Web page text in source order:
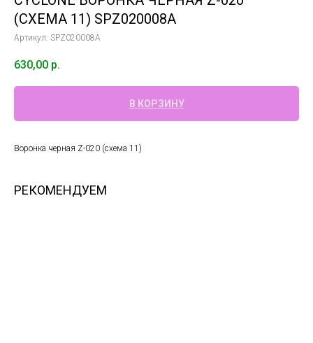
(СХЕМА 11) SPZ020008A
Артикул: SPZ020008A
630,00 р.
В КОРЗИНУ
Воронка черная Z-020 (схема 11)
РЕКОМЕНДУЕМ